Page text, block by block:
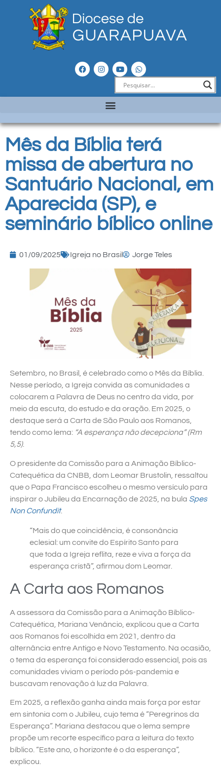
Mês da Bíblia terá
missa de abertura no
Santuário Nacional, em
Aparecida (SP), e
seminário bíblico online
01/09/2025 Igreja no Brasil Jorge Teles
Setembro, no Brasil, é celebrado como o Mês da Bíblia.
Nesse período, a Igreja convida as comunidades a
colocarem a Palavra de Deus no centro da vida, por
meio da escuta, do estudo e da oração. Em 2025, o
destaque será a Carta de São Paulo aos Romanos,
tendo como lema: “A esperança não decepciona” (Rm
5,5).
O presidente da Comissão para a Animação Bíblico-
Catequética da CNBB, dom Leomar Brustolin, ressaltou
que o Papa Francisco escolheu o mesmo versículo para
inspirar o Jubileu da Encarnação de 2025, na bula Spes
Non Confundit.
“Mais do que coincidência, é consonância
eclesial: um convite do Espírito Santo para
que toda a Igreja reflita, reze e viva a força da
esperança cristã”, afirmou dom Leomar.
A Carta aos Romanos
A assessora da Comissão para a Animação Bíblico-
Catequética, Mariana Venâncio, explicou que a Carta
aos Romanos foi escolhida em 2021, dentro da
alternância entre Antigo e Novo Testamento. Na ocasião,
o tema da esperança foi considerado essencial, pois as
comunidades viviam o período pós-pandemia e
buscavam renovação à luz da Palavra.
Em 2025, a reflexão ganha ainda mais força por estar
em sintonia com o Jubileu, cujo tema é “Peregrinos da
Esperança”. Mariana destacou que o lema sempre
propõe um recorte específico para a leitura do texto
bíblico. “Este ano, o horizonte é o da esperança”,
explicou.